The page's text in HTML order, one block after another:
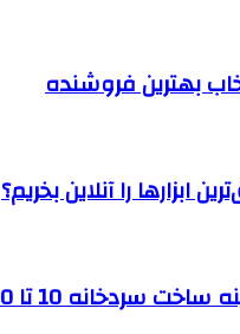
بهترین فروشنده
ابزارها را آنلاین بخریم؟
10 تا 10000 تنی